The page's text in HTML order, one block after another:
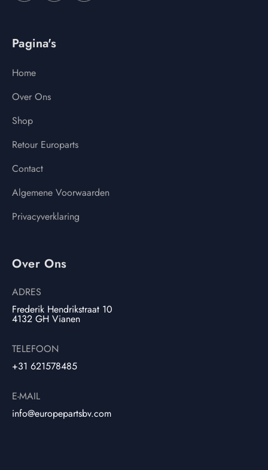
Pagina's
Home
Over Ons
Shop
Retour Europarts
Contact
Algemene Voorwaarden
Privacyverklaring
Over Ons
ADRES
Frederik Hendrikstraat 10
4132 GH Vianen
TELEFOON
+31 621578485
E-MAIL
info@europepartsbv.com